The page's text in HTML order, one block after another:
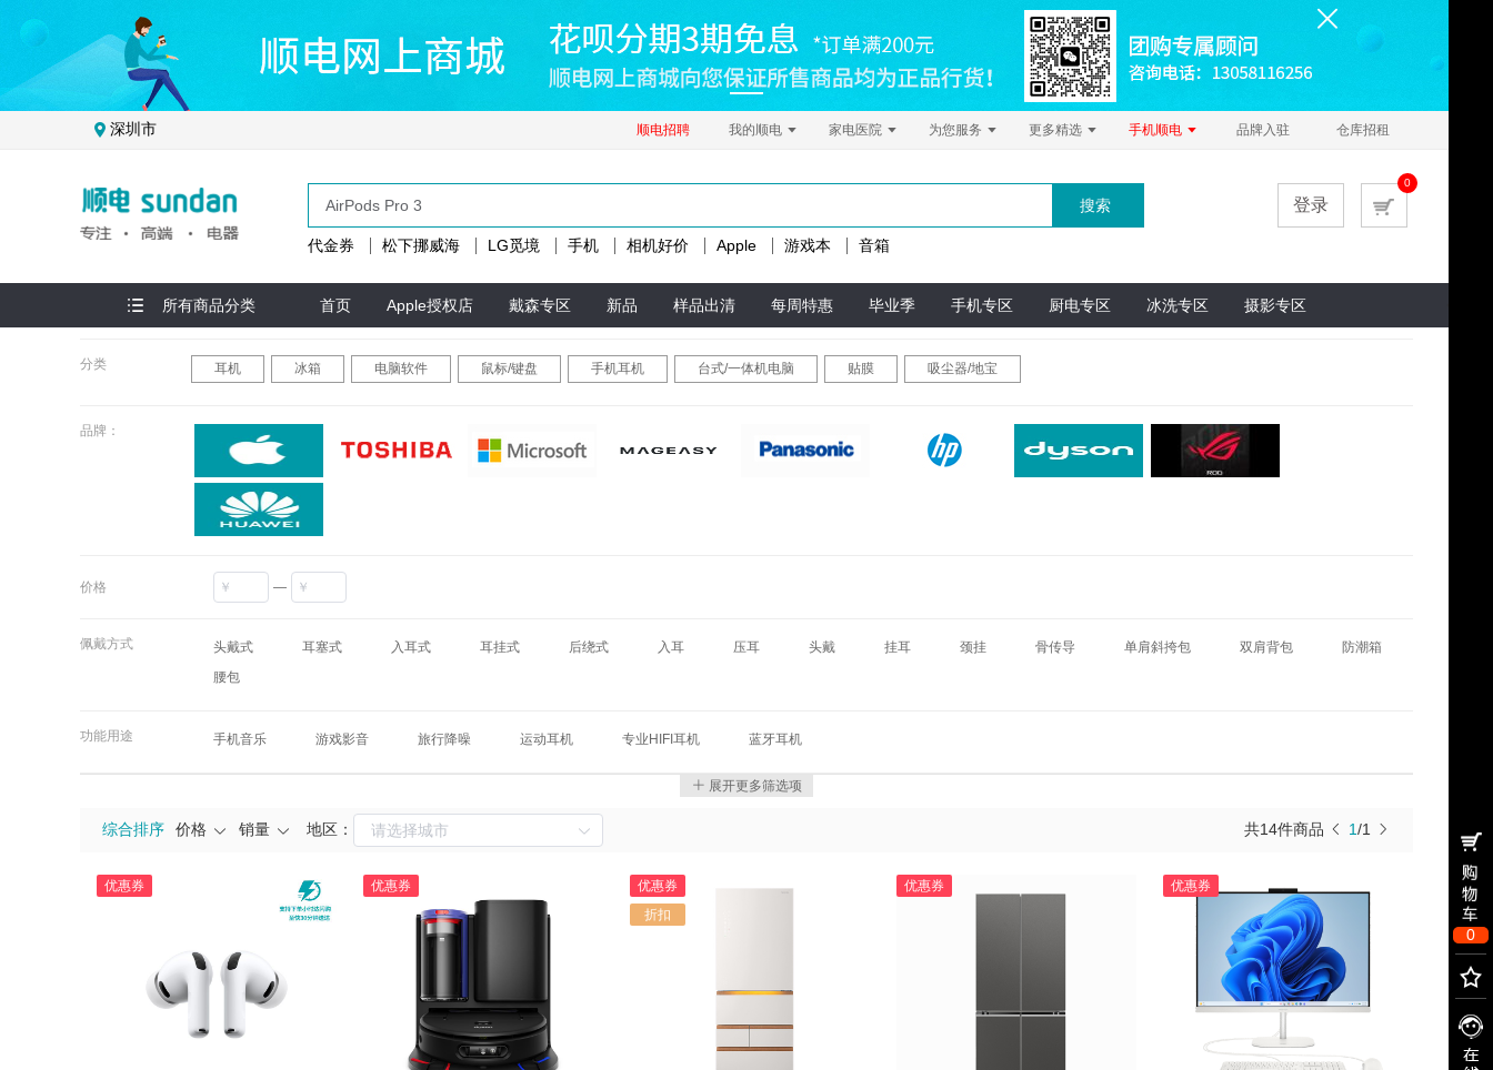
深圳市 顺电招聘 我的顺电 家电医院 为您服务 更多精选 手机顺电 品牌入驻 仓库招租
搜索
代金券 松下挪威海 LG觅境 手机 相机好价 Apple 游戏本 音箱
登录
0
所有商品分类 首页 Apple授权店 戴森专区 新品 样品出清 每周特惠 毕业季 手机专区 厨电专区 冰洗专区 摄影专区
分类 耳机 冰箱 电脑软件 鼠标/键盘 手机耳机 台式/一体机电脑 贴膜 吸尘器/地宝
品牌：
价格 —
佩戴方式 头戴式 耳塞式 入耳式 耳挂式 后绕式 入耳 压耳 头戴 挂耳 颈挂 骨传导 单肩斜挎包 双肩背包
防潮箱
腰包
功能用途 手机音乐 游戏影音 旅行降噪 运动耳机 专业HIFI耳机 蓝牙耳机
展开更多筛选项
综合排序 价格 销量 地区： 共14件商品 1/1
优惠券 优惠券
优惠券
折扣
优惠券 优惠券
0